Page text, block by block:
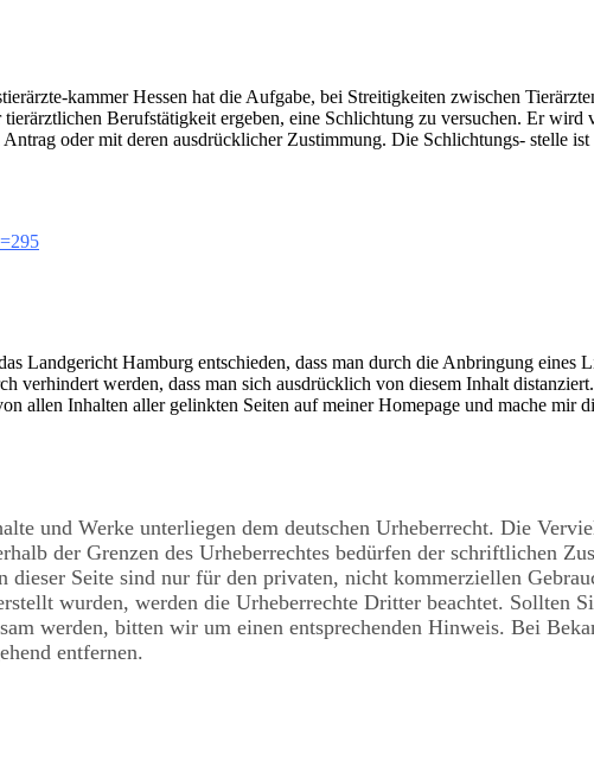
kammer Hessen hat die Aufgabe, bei Streitigkeiten zwischen
Berufstätigkeit ergeben, eine Schlichtung zu versuchen. Er
oder mit deren ausdrücklicher Zustimmung. Die Schlichtungs- stelle
Landgericht Hamburg entschieden, dass man durch die Anbringung eines
verhindert werden, dass man sich ausdrücklich von diesem Inhalt
allen Inhalten aller gelinkten Seiten auf meiner Homepage und mache mir
und Werke unterliegen dem deutschen Urheberrecht. Die
der Grenzen des Urheberrechtes bedürfen der schriftlichen
dieser Seite sind nur für den privaten, nicht kommerziellen
wurden, werden die Urheberrechte Dritter beachtet. Sollten
werden, bitten wir um einen entsprechenden Hinweis. Bei
entfernen.